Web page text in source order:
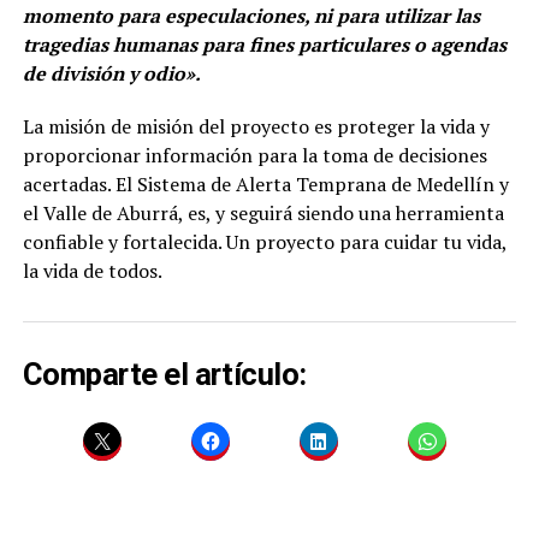
momento para especulaciones, ni para utilizar las
tragedias humanas para fines particulares o agendas
de división y odio».
La misión de misión del proyecto es proteger la vida y
proporcionar información para la toma de decisiones
acertadas. El Sistema de Alerta Temprana de Medellín y
el Valle de Aburrá, es, y seguirá siendo una herramienta
confiable y fortalecida. Un proyecto para cuidar tu vida,
la vida de todos.
Comparte el artículo: